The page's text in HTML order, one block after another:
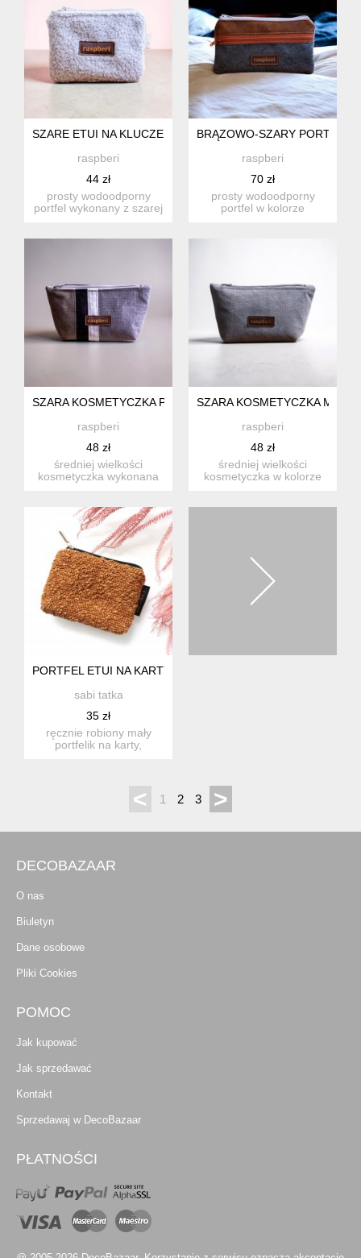
SZARE ETUI NA KLUCZE PORTFELIK BARANEK
raspberi
44 zł
prosty wodoodporny
portfel wykonany z szarej
BRĄZOWO-SZARY PORTFEL
raspberi
70 zł
prosty wodoodporny
portfel w kolorze
SZARA KOSMETYCZKA PATCHWORK MIDI
raspberi
48 zł
średniej wielkości
kosmetyczka wykonana
SZARA KOSMETYCZKA MIDI
raspberi
48 zł
średniej wielkości
kosmetyczka w kolorze
PORTFEL ETUI NA KARTY BOUCLE RUDY
sabi tatka
35 zł
ręcznie robiony mały
portfelik na karty,
< 1 2 3 >
DECOBAZAAR
O nas
Biuletyn
Dane osobowe
Pliki Cookies
POMOC
Jak kupować
Jak sprzedawać
Kontakt
Sprzedawaj w DecoBazaar
PŁATNOŚCI